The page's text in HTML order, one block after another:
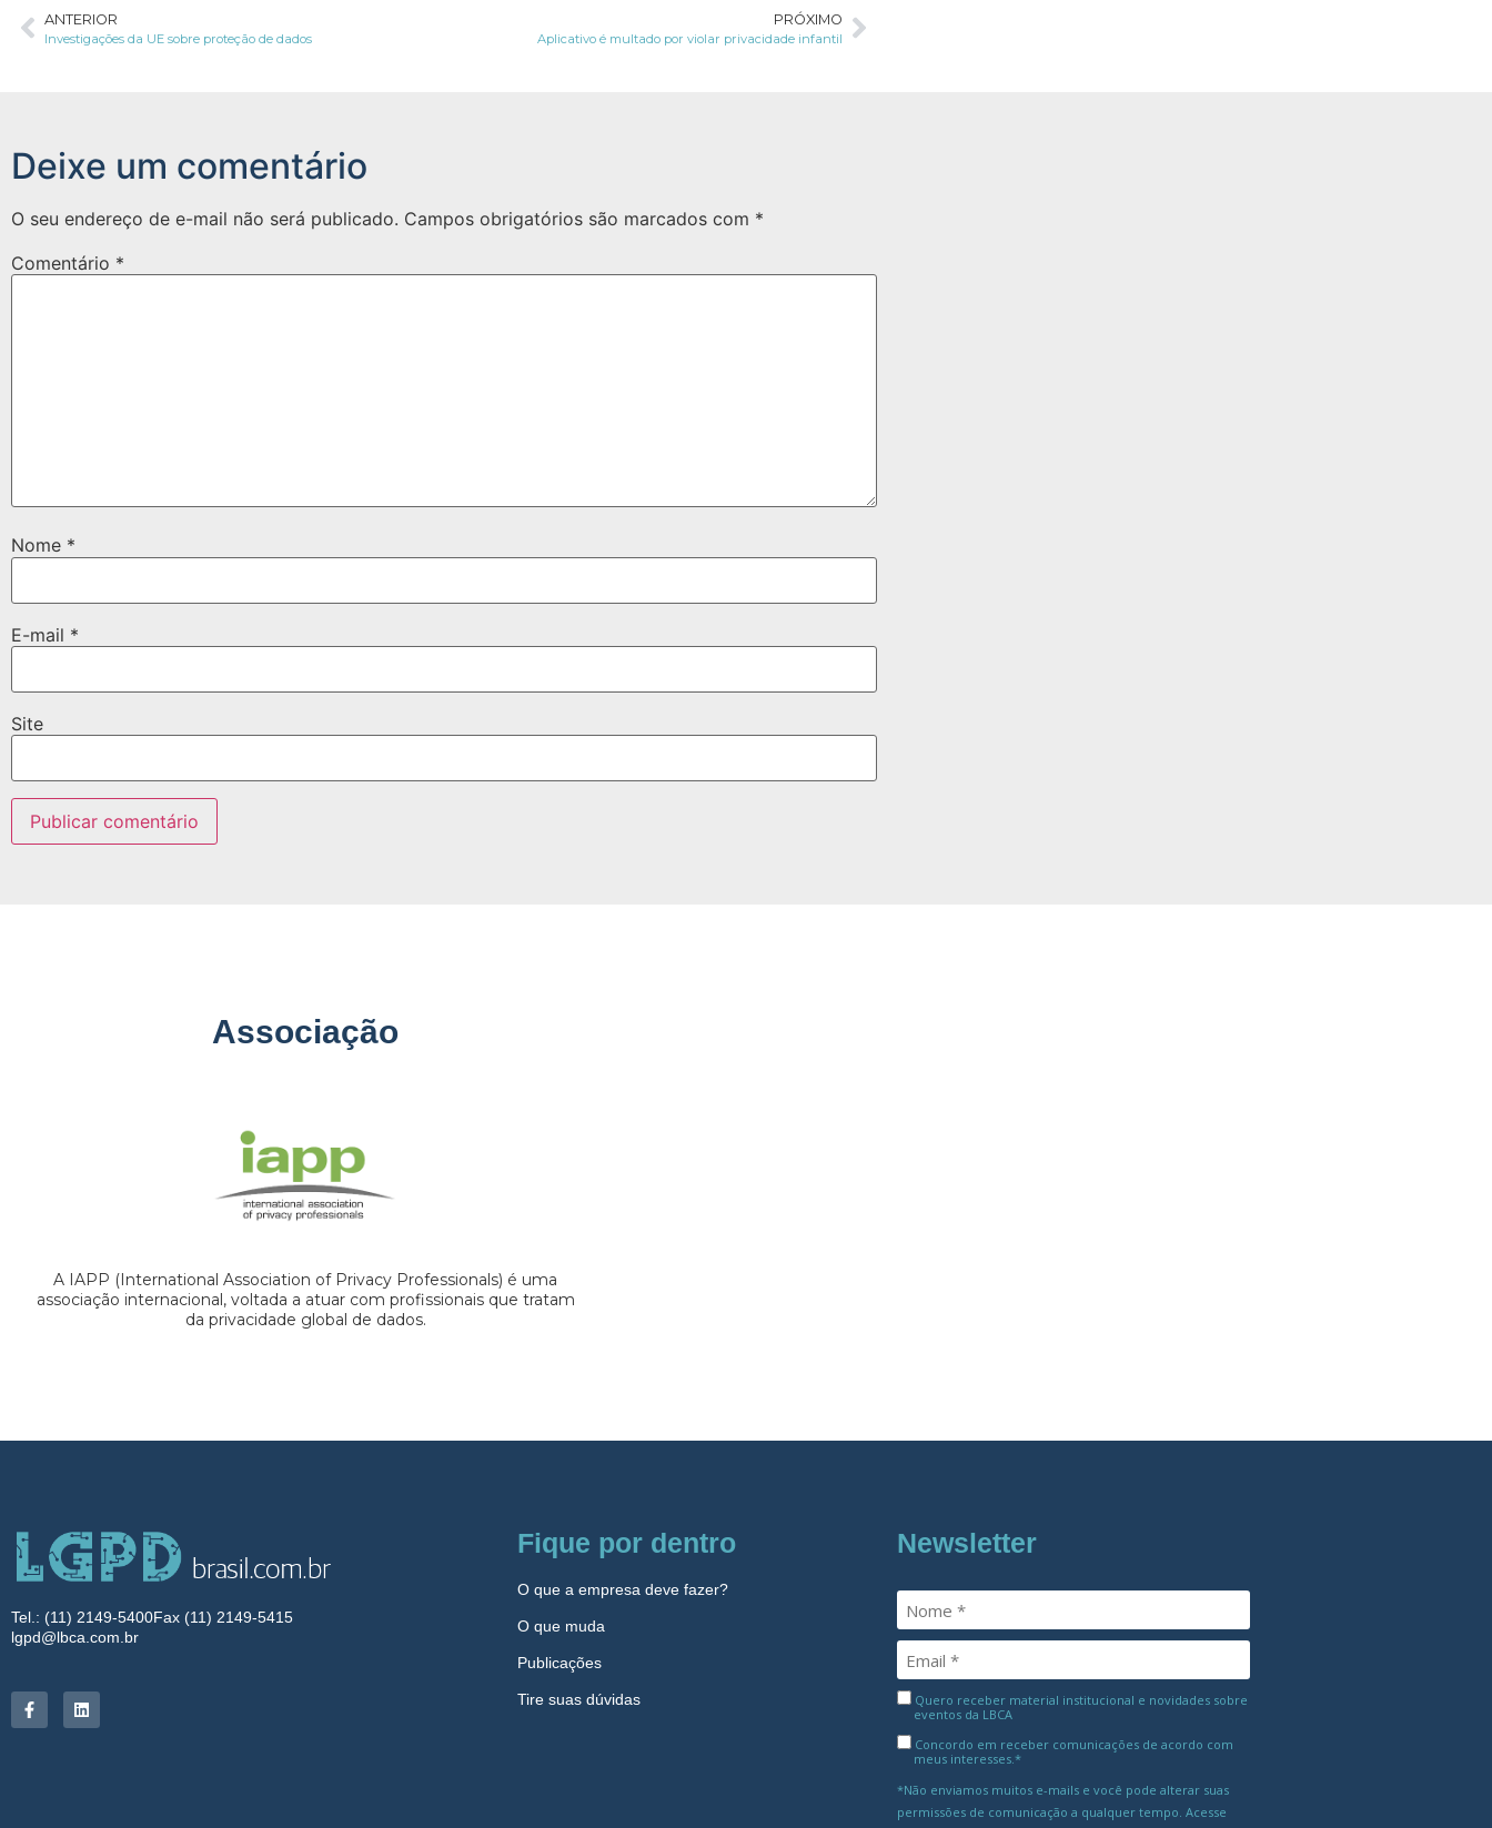
ANTERIOR
Investigações da UE sobre proteção de dados
PRÓXIMO
Aplicativo é multado por violar privacidade infantil
Deixe um comentário
O seu endereço de e-mail não será publicado. Campos obrigatórios são marcados com *
Comentário *
Nome *
E-mail *
Site
Associação
A IAPP (International Association of Privacy Professionals) é uma
associação internacional, voltada a atuar com profissionais que tratam
da privacidade global de dados.
Tel.: (11) 2149-5400Fax (11) 2149-5415
lgpd@lbca.com.br
Fique por dentro
O que a empresa deve fazer?
O que muda
Publicações
Tire suas dúvidas
Newsletter
Quero receber material institucional e novidades sobre
eventos da LBCA
Concordo em receber comunicações de acordo com
meus interesses.*
*Não enviamos muitos e-mails e você pode alterar suas
permissões de comunicação a qualquer tempo. Acesse